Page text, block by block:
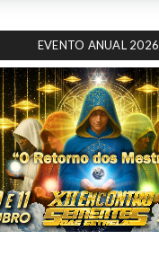
EVENTO ANUAL 2026